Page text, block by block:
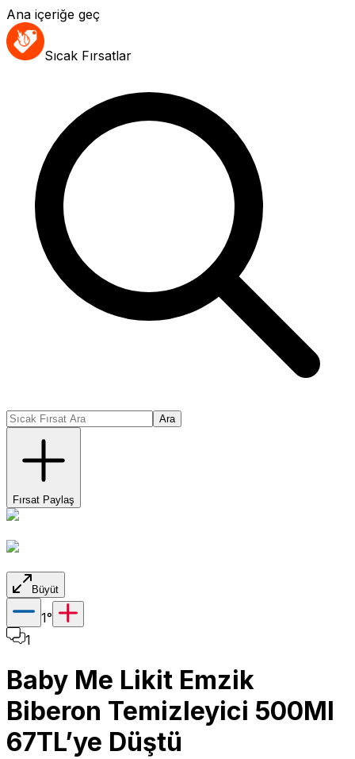
Ana içeriğe geç
Sıcak Fırsatlar
Ara
Fırsat Paylaş
Büyüt
1°
1
Baby Me Likit Emzik
Biberon Temizleyici 500Ml
67TL’ye Düştü